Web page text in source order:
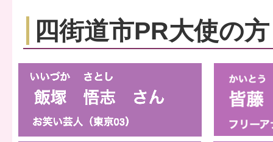
四街道市PR大使の